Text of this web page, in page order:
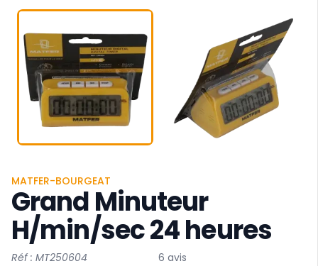
MATFER-BOURGEAT
Grand Minuteur
H/min/sec 24 heures
Réf : MT250604 6 avis